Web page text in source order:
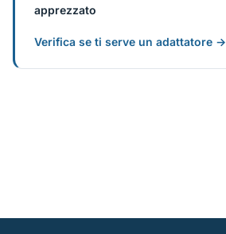
apprezzato
Verifica se ti serve un adattatore →